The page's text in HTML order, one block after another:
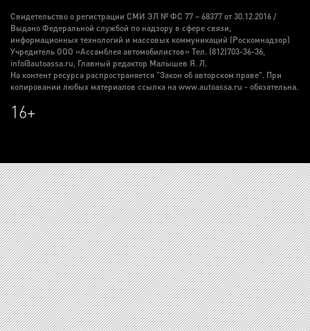
Свидетельство о регистрации СМИ ЭЛ № ФС 77 – 68377 от 30.12.2016 /
Выдано Федеральной службой по надзору в сфере связи,
информационных технологий и массовых коммуникаций (Роскомнадзор)
Учредитель ООО «Ассамблея автомобилистов» Тел. (812)703-36-36,
info@autoassa.ru, Главный редактор Малышев Я. Л.
На контент ресурса распространяется "Закон об авторском праве". При
копировании любых материалов ссылка на www.autoassa.ru - обязательна.
16+